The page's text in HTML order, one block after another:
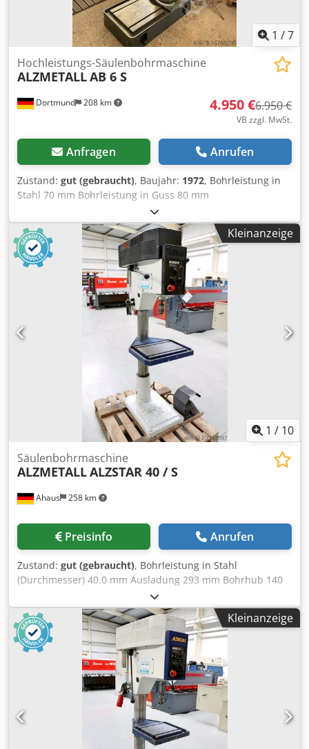
1 /7
Dortmund 208 km
Hochleistungs-Säulenbohrmaschine
ALZMETALLAB 6 S
4.950 €6.950 €
VB zzgl. MwSt.
Anfragen Anrufen
Zustand: gut (gebraucht), Baujahr: 1972, Bohrleistung in
Stahl 70 mm Bohrleistung in Guss 80 mm
Spindelaufnahme MK 5 Spindelausladung 400 mm
Spindelhub 240 mm Säulendurchmesser 250 mm
Drehzahlbereich, stufenlos 45 – 1325 U/min 5 Vorschübe
0,1, 0,14, 0,2, 0,28, 0,4 mm/U Tischgröße 880 x 660 mm
Motorleistung 3 kW Abmaße L x B x H 880 x 1200 x 2500
mm Maschinengewicht 1400 kg Zubehör / Besondere
Merkmale: • Stufenlose Drehzahlverstellung über PIV-
Getriebe und Vorgelege • Großer Aufspanntisch 880 x 660
mm • Vorschub über Kreuzhebel • Große
Bohrtiefeneinstellung mit Festanschlag 240 mm •
Schwenkbarer Tisch Cedpfxjt Uzk Re Aczerf • Not-Aus-
Schalter • Kühlmittelanlage Siegfried Volz
Werkzeugmaschinen Rüschebrinkstr. 151-153 DE - 44143
Dortmund - Wambel
Kleinanzeige
1 / 10
Ahaus 258 km
Säulenbohrmaschine
ALZMETALLALZSTAR 40 / S
Preisinfo Anrufen
Zustand: gut (gebraucht), Bohrleistung in Stahl
(Durchmesser) 40.0 mm Ausladung 293 mm Bohrhub 140
mm Morsekegel 3 MK Tisch: 510 x 360 mm Cjdpezl E Uzefx
Aczorf Drehzahl 160 - 2.250 U/min Säulendurchmesser 115
mm Gesamtleistungsbedarf 1.45 / 1.90 kW Gewicht 270 kg
Abmessung L-B-H 500 x 800 x 1920 mm Ausstattung: -
robuste Säulenbohrmaschine - stufenlose
Geschwindigkeitsverstellung (Keilriemen) -
polumschaltbarer Motor - Bohrtiefenfestanschlag -
Maschinentisch mit 2x T-Nuten * höhenverstellbar über
Handkurbel - Pilzdrucktaster (verrastend) für NOT-AUS -
Wendeschalter für Rechts- und Linkslauf - Fußschalter für
Rechts- und Linkslauf - Bedienungsanleitung (PDF)
Kleinanzeige